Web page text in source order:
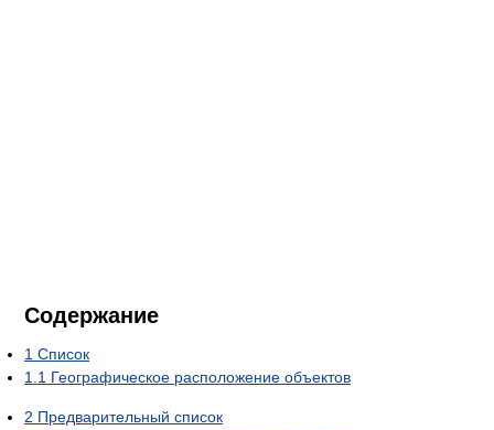
Содержание
1 Список
1.1 Географическое расположение объектов
2 Предварительный список